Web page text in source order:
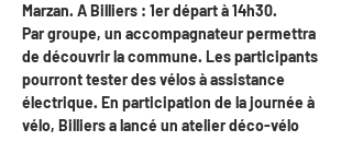
Marzan. A Billiers : 1er départ à 14h30.
Par groupe, un accompagnateur permettra
de découvrir la commune. Les participants
pourront tester des vélos à assistance
électrique. En participation de la journée à
vélo, Billiers a lancé un atelier déco-vélo